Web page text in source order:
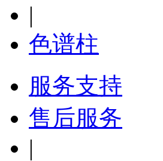
|
色谱柱
服务支持
售后服务
|